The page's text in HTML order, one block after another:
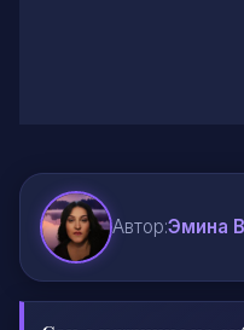
Автор:Эмина